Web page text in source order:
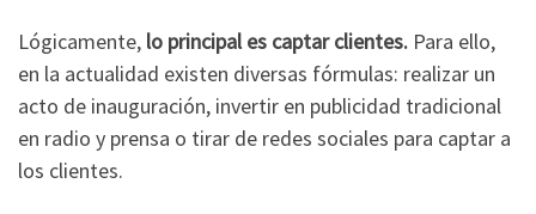
Lógicamente, lo principal es captar clientes. Para ello,
en la actualidad existen diversas fórmulas: realizar un
acto de inauguración, invertir en publicidad tradicional
en radio y prensa o tirar de redes sociales para captar a
los clientes.